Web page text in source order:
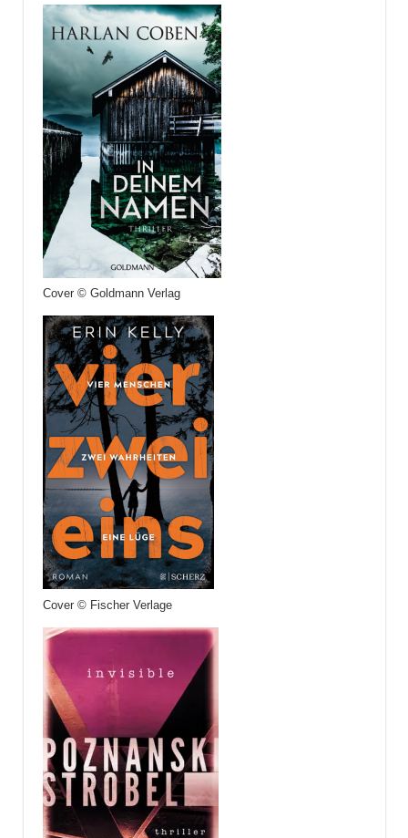
Cover © Goldmann Verlag
Cover © Fischer Verlage